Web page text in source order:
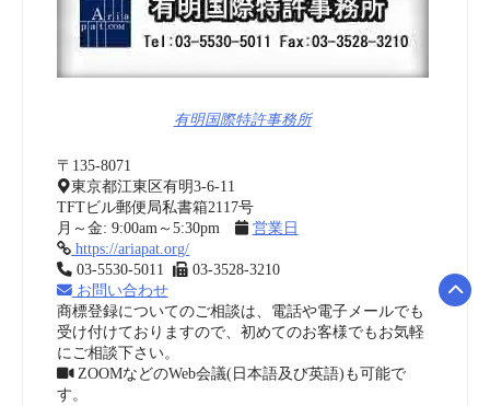
有明国際特許事務所
〒135-8071
東京都江東区有明3-6-11
TFTビル郵便局私書箱2117号
月～金: 9:00am～5:30pm
営業日
https://ariapat.org/
03-5530-5011
03-3528-3210
お問い合わせ
商標登録についてのご相談は、電話や電子メールでも
受け付けておりますので、初めてのお客様でもお気軽
にご相談下さい。
ZOOMなどのWeb会議(日本語及び英語)も可能で
す。